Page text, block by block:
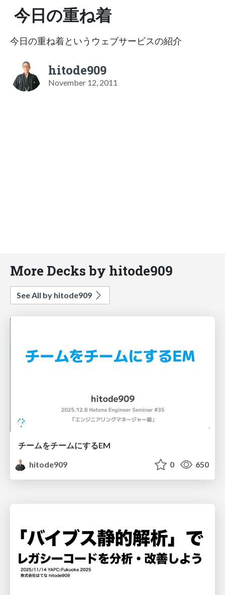
今日の重ね着
今日の重ね着というウェブサービスの紹介
hitode909
November 12, 2011
More Decks by hitode909
See All by hitode909
チームをチームにするEM
hitode909
0 650